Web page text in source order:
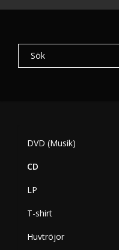
DVD (Musik)
CD
LP
T-shirt
Huvtröjor